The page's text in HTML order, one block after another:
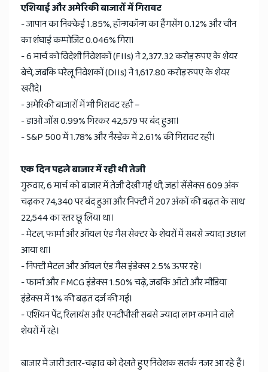
एशियाई और अमेरिकी बाजारों में गिरावट
- जापान का निक्केई 1.85%, हॉन्गकॉन्ग का हैंगसेंग 0.12% और चीन
का शंघाई कम्पोजिट 0.046% गिरा।
- 6 मार्च को विदेशी निवेशकों (FIIs) ने 2,377.32 करोड़ रुपए के शेयर
बेचे, जबकि घरेलू निवेशकों (DIIs) ने 1,617.80 करोड़ रुपए के शेयर
खरीदे।
- अमेरिकी बाजारों में भी गिरावट रही –
- डाओ जोंस 0.99% गिरकर 42,579 पर बंद हुआ।
- S&P 500 में 1.78% और नैस्डेक में 2.61% की गिरावट रही।
एक दिन पहले बाजार में रही थी तेजी
गुरुवार, 6 मार्च को बाजार में तेजी देखी गई थी, जहां सेंसेक्स 609 अंक
चढ़कर 74,340 पर बंद हुआ और निफ्टी में 207 अंकों की बढ़त के साथ
22,544 का स्तर छू लिया था।
- मेटल, फार्मा और ऑयल एंड गैस सेक्टर के शेयरों में सबसे ज्यादा उछाल
आया था।
- निफ्टी मेटल और ऑयल एंड गैस इंडेक्स 2.5% ऊपर रहे।
- फार्मा और FMCG इंडेक्स 1.50% चढ़े, जबकि ऑटो और मीडिया
इंडेक्स में 1% की बढ़त दर्ज की गई।
- एशियन पेंट, रिलायंस और एनटीपीसी सबसे ज्यादा लाभ कमाने वाले
शेयरों में रहे।
बाजार में जारी उतार-चढ़ाव को देखते हुए निवेशक सतर्क नजर आ रहे हैं।